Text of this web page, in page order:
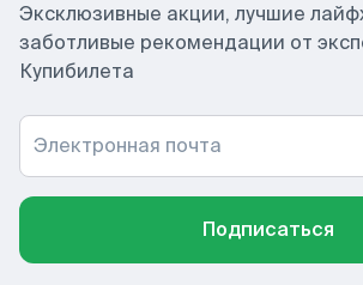
Эксклюзивные акции, лучшие
заботливые рекомендации от
Купибилета
Электронная почта
Подписаться